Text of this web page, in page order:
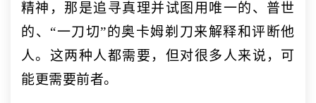
精神，那是追寻真理并试图用唯一的、普世
的、“一刀切”的奥卡姆剃刀来解释和评断他
人。这两种人都需要，但对很多人来说，可
能更需要前者。